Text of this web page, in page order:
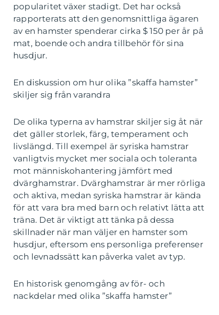
popularitet växer stadigt. Det har också
rapporterats att den genomsnittliga ägaren
av en hamster spenderar cirka $ 150 per år på
mat, boende och andra tillbehör för sina
husdjur.
En diskussion om hur olika ”skaffa hamster”
skiljer sig från varandra
De olika typerna av hamstrar skiljer sig åt när
det gäller storlek, färg, temperament och
livslängd. Till exempel är syriska hamstrar
vanligtvis mycket mer sociala och toleranta
mot människohantering jämfört med
dvärghamstrar. Dvärghamstrar är mer rörliga
och aktiva, medan syriska hamstrar är kända
för att vara bra med barn och relativt lätta att
träna. Det är viktigt att tänka på dessa
skillnader när man väljer en hamster som
husdjur, eftersom ens personliga preferenser
och levnadssätt kan påverka valet av typ.
En historisk genomgång av för- och
nackdelar med olika ”skaffa hamster”